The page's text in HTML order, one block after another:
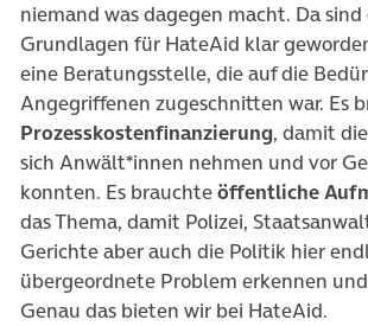
niemand was dagegen macht. Da
Grundlagen für HateAid klar
eine Beratungsstelle, die auf die
Angegriffenen zugeschnitten war. Es
Prozesskostenfinanzierung, damit
sich Anwält*innen nehmen und vor
konnten. Es brauchteöffentliche
das Thema, damit Polizei,
Gerichte aber auch die Politik hier
übergeordnete Problem erkennen
Genau das bieten wir bei HateAid.